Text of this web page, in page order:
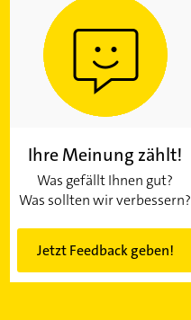
Ihre Meinung zählt!
Was gefällt Ihnen gut?
Was sollten wir verbessern?
Jetzt Feedback geben!